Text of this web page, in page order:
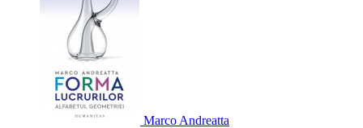
Marco Andreatta